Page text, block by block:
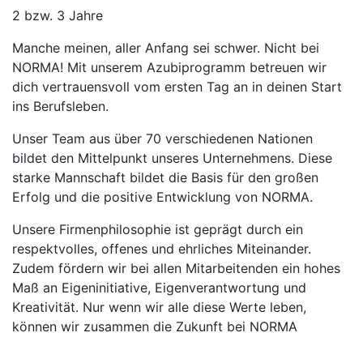
2 bzw. 3 Jahre
Manche meinen, aller Anfang sei schwer. Nicht bei
NORMA! Mit unserem Azubiprogramm betreuen wir
dich vertrauensvoll vom ersten Tag an in deinen Start
ins Berufsleben.
Unser Team aus über 70 verschiedenen Nationen
bildet den Mittelpunkt unseres Unternehmens. Diese
starke Mannschaft bildet die Basis für den großen
Erfolg und die positive Entwicklung von NORMA.
Unsere Firmenphilosophie ist geprägt durch ein
respektvolles, offenes und ehrliches Miteinander.
Zudem fördern wir bei allen Mitarbeitenden ein hohes
Maß an Eigeninitiative, Eigenverantwortung und
Kreativität. Nur wenn wir alle diese Werte leben,
können wir zusammen die Zukunft bei NORMA